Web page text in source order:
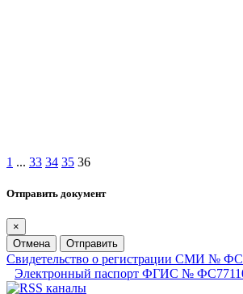
1 ... 33 34 35 36
Отправить документ
×
Отмена
Отправить
Свидетельство о регистрации СМИ №
Электронный паспорт ФГИС №